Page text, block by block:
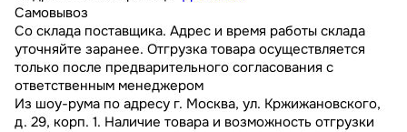
Самовывоз
Со склада поставщика. Адрес и время работы склада
уточняйте заранее. Отгрузка товара осуществляется
только после предварительного согласования с
ответственным менеджером
Из шоу-рума по адресу г. Москва, ул. Кржижановского,
д. 29, корп. 1. Наличие товара и возможность отгрузки